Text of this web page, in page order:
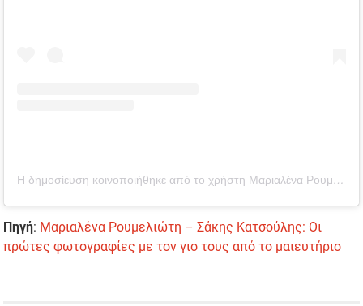
Η δημοσίευση κοινοποιήθηκε από το χρήστη Μαριαλένα Ρουμελιώτη (@marialena.rou)
Πηγή: Μαριαλένα Ρουμελιώτη – Σάκης Κατσούλης: Οι
πρώτες φωτογραφίες με τον γιο τους από το μαιευτήριο